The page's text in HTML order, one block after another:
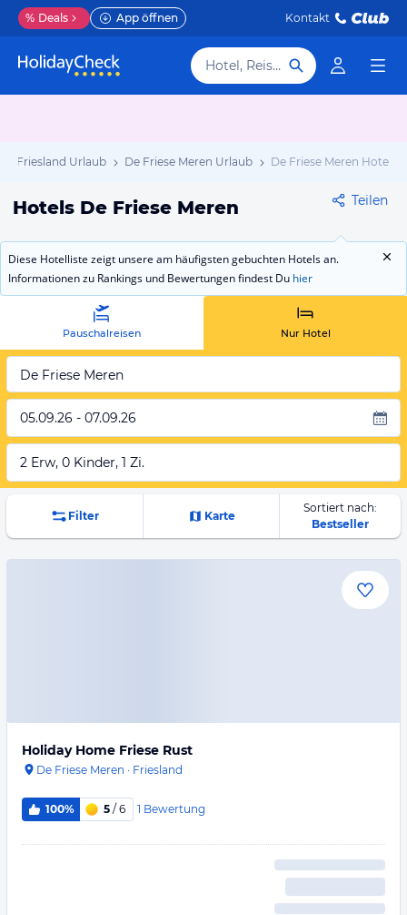
% Deals App öffnen Kontakt
Hotel, Reiseziel
Friesland Urlaub De Friese Meren Urlaub De Friese Meren Hotels
Hotels De Friese Meren Teilen
Diese Hotelliste zeigt unsere am häufigsten gebuchten Hotels an.
Informationen zu Rankings und Bewertungen findest Du hier
Pauschalreisen Nur Hotel
De Friese Meren
05.09.26 - 07.09.26
2 Erw, 0 Kinder, 1 Zi.
Filter Karte
Sortiert nach:
Bestseller
Holiday Home Friese Rust
De Friese Meren · Friesland
100% 5 / 6 1 Bewertung